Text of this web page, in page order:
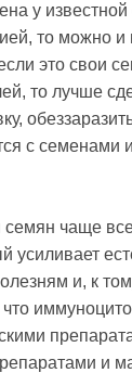
у
то можно и
это свои
то лучше
с семенами
семян чаще
усиливает
и, к
и